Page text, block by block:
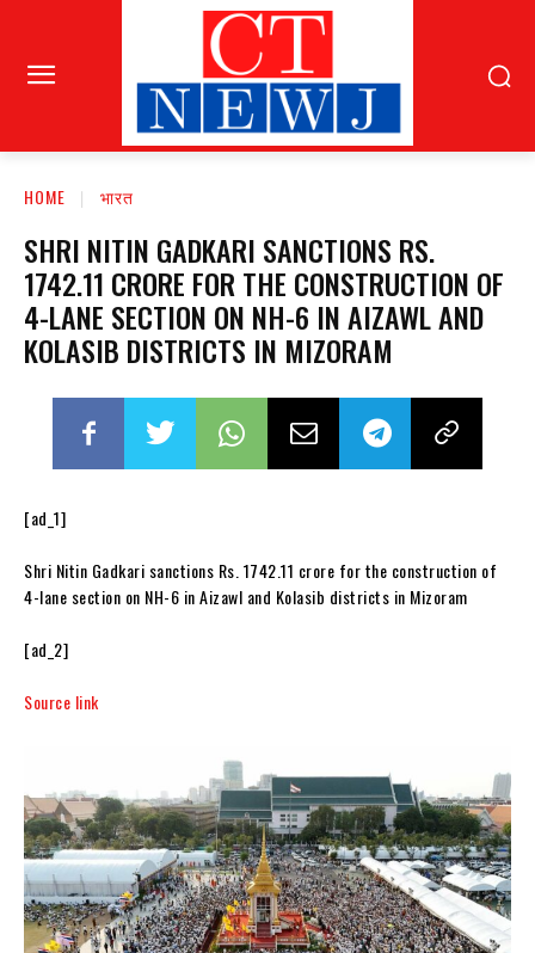
HOME भारत
SHRI NITIN GADKARI SANCTIONS RS.
1742.11 CRORE FOR THE CONSTRUCTION OF
4-LANE SECTION ON NH-6 IN AIZAWL AND
KOLASIB DISTRICTS IN MIZORAM
[ad_1]
Shri Nitin Gadkari sanctions Rs. 1742.11 crore for the construction of
4-lane section on NH-6 in Aizawl and Kolasib districts in Mizoram
[ad_2]
Source link